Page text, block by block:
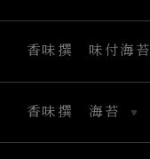
香味撰 味付海苔
香味撰 海苔